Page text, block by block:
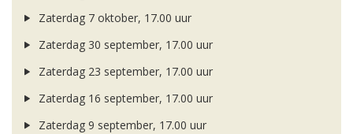
Zaterdag 7 oktober, 17.00 uur
Zaterdag 30 september, 17.00 uur
Zaterdag 23 september, 17.00 uur
Zaterdag 16 september, 17.00 uur
Zaterdag 9 september, 17.00 uur